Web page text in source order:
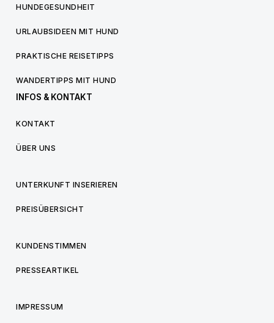
HUNDEGESUNDHEIT
URLAUBSIDEEN MIT HUND
PRAKTISCHE REISETIPPS
WANDERTIPPS MIT HUND
INFOS & KONTAKT
KONTAKT
ÜBER UNS
UNTERKUNFT INSERIEREN
PREISÜBERSICHT
KUNDENSTIMMEN
PRESSEARTIKEL
IMPRESSUM